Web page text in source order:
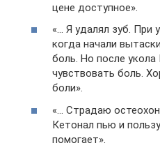
цене доступное».
«… Я удалял зуб. При
когда начали
боль. Но после укола
чувствовать боль.
боли».
«… Страдаю
Кетонал пью и
помогает».